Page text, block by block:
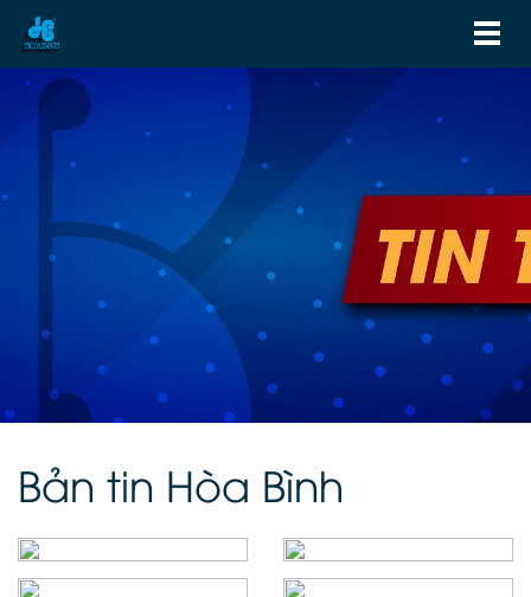
Bản tin Hòa Bình